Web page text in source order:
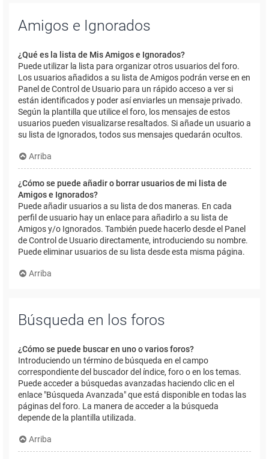
Amigos e Ignorados
¿Qué es la lista de Mis Amigos e Ignorados?
Puede utilizar la lista para organizar otros usuarios del foro.
Los usuarios añadidos a su lista de Amigos podrán verse en en
Panel de Control de Usuario para un rápido acceso a ver si
están identificados y poder así enviarles un mensaje privado.
Según la plantilla que utilice el foro, los mensajes de estos
usuarios pueden visualizarse resaltados. Si añade un usuario a
su lista de Ignorados, todos sus mensajes quedarán ocultos.
Arriba
¿Cómo se puede añadir o borrar usuarios de mi lista de
Amigos e Ignorados?
Puede añadir usuarios a su lista de dos maneras. En cada
perfil de usuario hay un enlace para añadirlo a su lista de
Amigos y/o Ignorados. También puede hacerlo desde el Panel
de Control de Usuario directamente, introduciendo su nombre.
Puede eliminar usuarios de su lista desde esta misma página.
Arriba
Búsqueda en los foros
¿Cómo se puede buscar en uno o varios foros?
Introduciendo un término de búsqueda en el campo
correspondiente del buscador del índice, foro o en los temas.
Puede acceder a búsquedas avanzadas haciendo clic en el
enlace "Búsqueda Avanzada" que está disponible en todas las
páginas del foro. La manera de acceder a la búsqueda
depende de la plantilla utilizada.
Arriba